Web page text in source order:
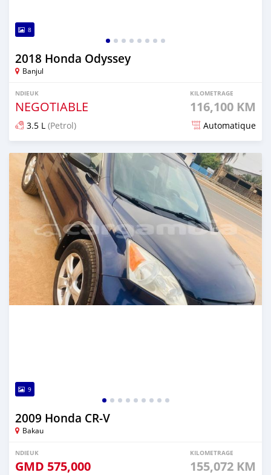
8
2018 Honda Odyssey
Banjul
NDIEUK
NEGOTIABLE
KILOMETRAGE
116,100 KM
3.5 L (Petrol) Automatique
Dougal na niou ko depuis 8 months
9
2009 Honda CR-V
Bakau
NDIEUK
GMD 575,000
KILOMETRAGE
155,072 KM